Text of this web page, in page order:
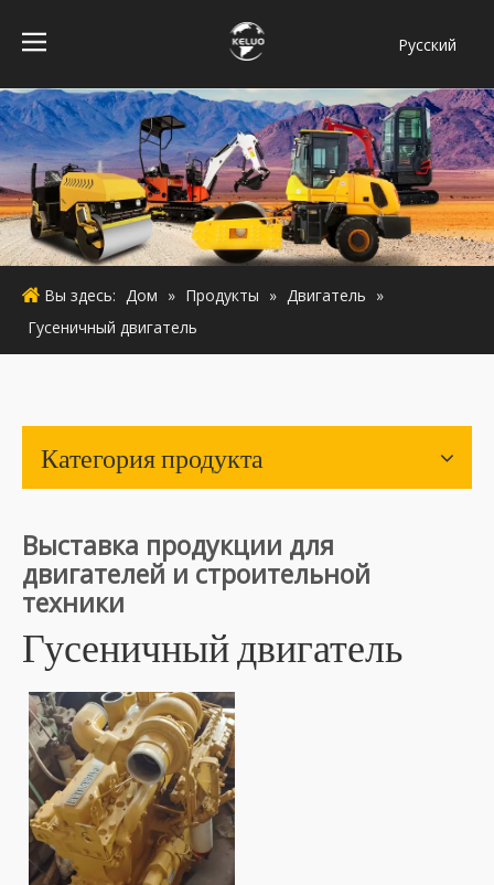
Pусский
Bahasa
indonesia
Türk dili
ไทย
Italiano
Deutsch
Вы здесь: Дом » Продукты » Двигатель »
Гусеничный двигатель
Категория продукта
Выставка продукции для
двигателей и строительной
техники
Гусеничный двигатель